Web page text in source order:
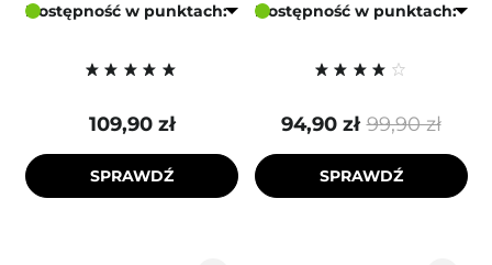
Dostępność w punktach:
109,90 zł
SPRAWDŹ
Dostępność w punktach:
99,90 zł
94,90 zł
SPRAWDŹ